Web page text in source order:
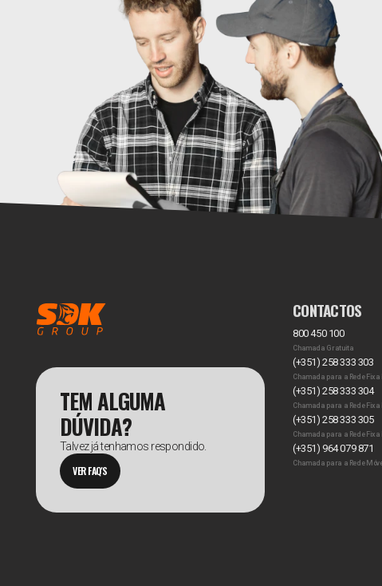
TEM ALGUMA
DÚVIDA?
Talvez já tenhamos respondido.
VER FAQ'S
CONTACTOS
800 450 100
Chamada Gratuita
(+351) 258 333 303
Chamada para a Rede Fixa
(+351) 258 333 304
Chamada para a Rede Fixa
(+351) 258 333 305
Chamada para a Rede Fixa
(+351) 964 079 871
Chamada para a Rede